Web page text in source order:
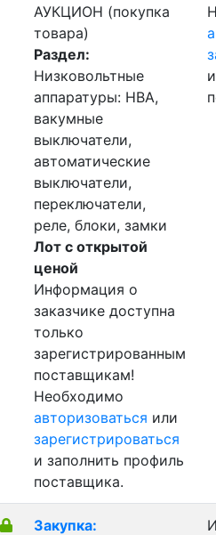
АУКЦИОН (покупка
товара)
Раздел:
Низковольтные
аппаратуры: НВА,
вакумные
выключатели,
автоматические
выключатели,
переключатели,
реле, блоки, замки
Лот с открытой
ценой
Информация о
заказчике доступна
только
зарегистрированным
поставщикам!
Необходимо
авторизоваться или
зарегистрироваться
и заполнить профиль
поставщика.
Закупка: